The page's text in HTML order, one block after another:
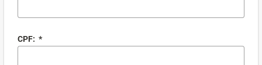
CPF: *